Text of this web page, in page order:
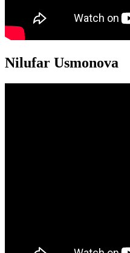
Nilufar Usmonova